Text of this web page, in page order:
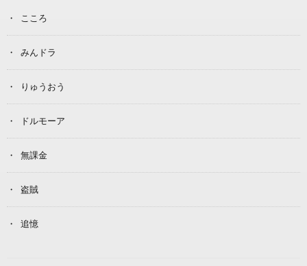
こころ
みんドラ
りゅうおう
ドルモーア
無課金
盗賊
追憶